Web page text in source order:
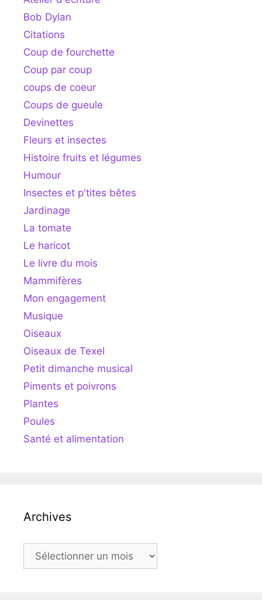
Bob Dylan
Citations
Coup de fourchette
Coup par coup
coups de coeur
Coups de gueule
Devinettes
Fleurs et insectes
Histoire fruits et légumes
Humour
Insectes et p'tites bêtes
Jardinage
La tomate
Le haricot
Le livre du mois
Mammifères
Mon engagement
Musique
Oiseaux
Oiseaux de Texel
Petit dimanche musical
Piments et poivrons
Plantes
Poules
Santé et alimentation
Archives
Archives